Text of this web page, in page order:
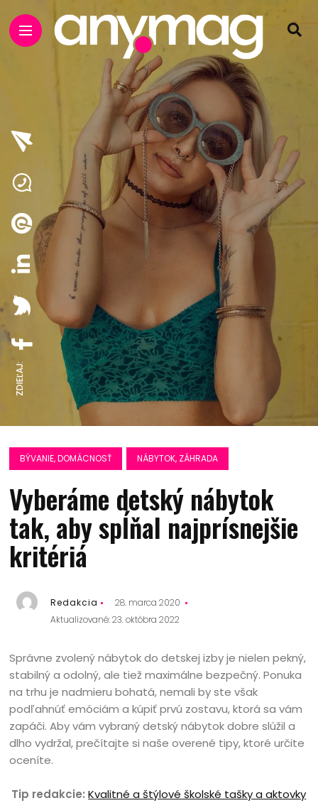
ZDIEĽAJ:
BÝVANIE, DOMÁCNOSŤ NÁBYTOK, ZÁHRADA
Vyberáme detský nábytok
tak, aby spĺňal najprísnejšie
kritériá
Redakcia
28. marca 2020
Aktualizované: 23. októbra 2022
Správne zvolený nábytok do detskej izby je nielen pekný,
stabilný a odolný, ale tiež maximálne bezpečný. Ponuka
na trhu je nadmieru bohatá, nemali by ste však
podľahnúť emóciám a kúpiť prvú zostavu, ktorá sa vám
zapáči. Aby vám vybraný detský nábytok dobre slúžil a
dlho vydržal, prečítajte si naše overené tipy, ktoré určite
oceníte.
Tip redakcie: Kvalitné a štýlové školské tašky a aktovky